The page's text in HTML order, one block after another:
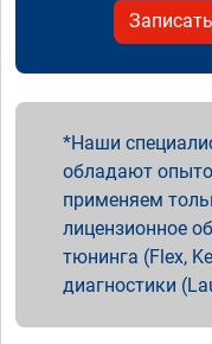
Наши
обладают
применяем
лицензионное
тюнинга (Flex,
диагностики